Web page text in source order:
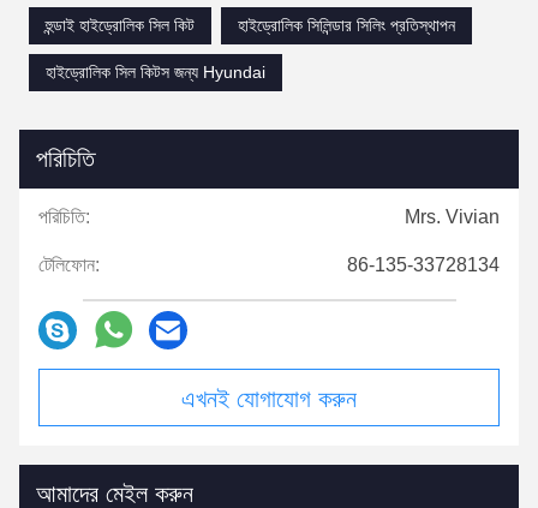
হুন্ডাই হাইড্রোলিক সিল কিট
হাইড্রোলিক সিলিন্ডার সিলিং প্রতিস্থাপন
হাইড্রোলিক সিল কিটস জন্য Hyundai
পরিচিতি
পরিচিতি: Mrs. Vivian
টেলিফোন: 86-135-33728134
এখনই যোগাযোগ করুন
আমাদের মেইল করুন